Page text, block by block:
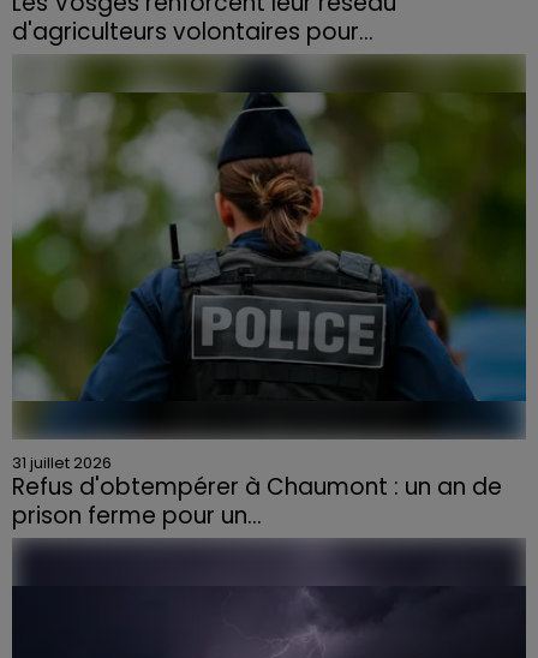
d'agriculteurs volontaires pour...
31 juillet 2026
Refus d'obtempérer à Chaumont : un an de
prison ferme pour un...